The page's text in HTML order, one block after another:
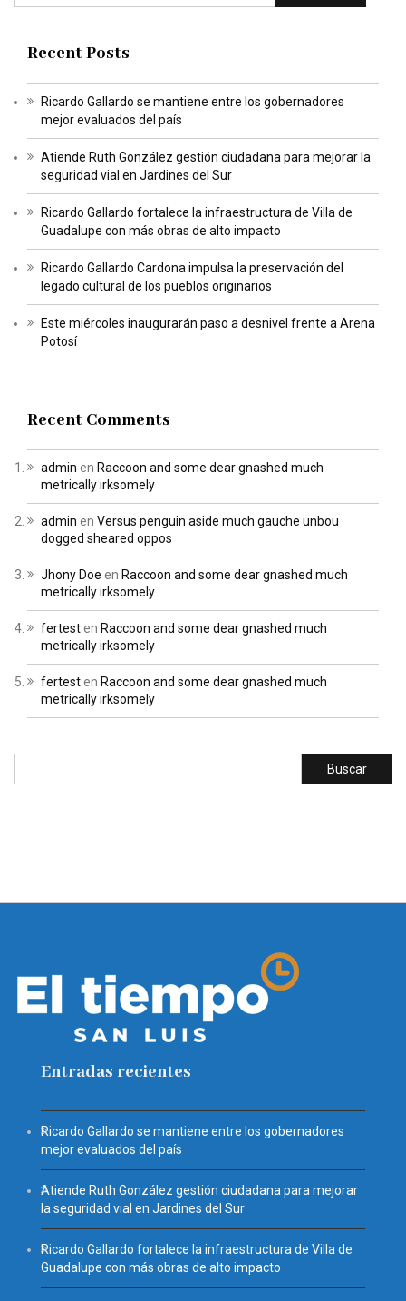
Recent Posts
Ricardo Gallardo se mantiene entre los gobernadores
mejor evaluados del país
Atiende Ruth González gestión ciudadana para mejorar la
seguridad vial en Jardines del Sur
Ricardo Gallardo fortalece la infraestructura de Villa de
Guadalupe con más obras de alto impacto
Ricardo Gallardo Cardona impulsa la preservación del
legado cultural de los pueblos originarios
Este miércoles inaugurarán paso a desnivel frente a Arena
Potosí
Recent Comments
admin en Raccoon and some dear gnashed much
metrically irksomely
admin en Versus penguin aside much gauche unbou
dogged sheared oppos
Jhony Doe en Raccoon and some dear gnashed much
metrically irksomely
fertesten Raccoon and some dear gnashed much
metrically irksomely
fertesten Raccoon and some dear gnashed much
metrically irksomely
Entradas recientes
Ricardo Gallardo se mantiene entre los gobernadores
mejor evaluados del país
Atiende Ruth González gestión ciudadana para mejorar
la seguridad vial en Jardines del Sur
Ricardo Gallardo fortalece la infraestructura de Villa de
Guadalupe con más obras de alto impacto